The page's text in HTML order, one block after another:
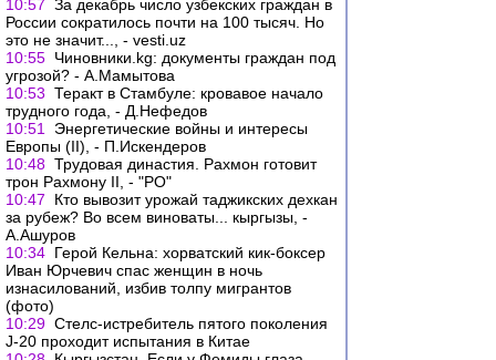
10:57 За декабрь число узбекских граждан в
России сократилось почти на 100 тысяч. Но
это не значит..., - vesti.uz
10:55 Чиновники.kg: документы граждан под
угрозой? - А.Мамытова
10:53 Теракт в Стамбуле: кровавое начало
трудного года, - Д.Нефедов
10:51
Энергетические войны и интересы
Европы (II), - П.Искендеров
10:48 Трудовая династия. Рахмон готовит
трон Рахмону II, - "РО"
10:47
Кто вывозит урожай таджикских дехкан
за рубеж? Во всем виноваты... кыргызы, -
А.Ашуров
10:34 Герой Кельна: хорватский кик-боксер
Иван Юрчевич спас женщин в ночь
изнасилований, избив толпу мигрантов
(фото)
10:29 Стелс-истребитель пятого поколения
J-20 проходит испытания в Китае